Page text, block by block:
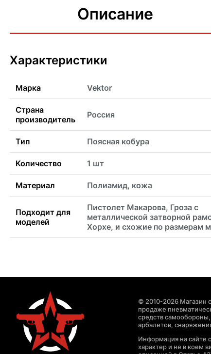
Описание
Характеристики
Марка Vektor
Страна
производитель
Россия
Тип Поясная кобура
Количество 1 шт
Материал Полиамид, кожа
Подходит для
моделей
Пистолет Макарова, Гроза с
металлической затворной
Хорхе, и схожие по размерам
© 2010-2026 Магазин
продаже
средств
арбалетов,
Информация на сайте
характер и не в коем